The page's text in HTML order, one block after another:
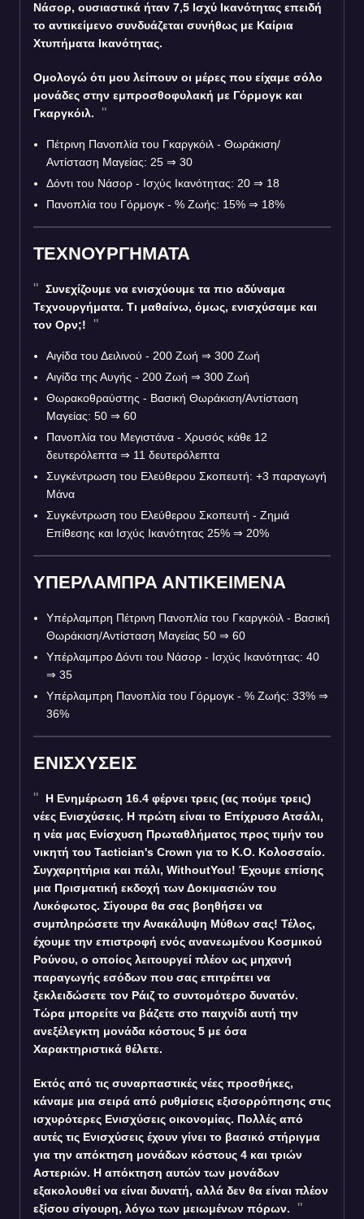
Νάσορ, ουσιαστικά ήταν 7,5 Ισχύ Ικανότητας επειδή
το αντικείμενο συνδυάζεται συνήθως με Καίρια
Χτυπήματα Ικανότητας.
Ομολογώ ότι μου λείπουν οι μέρες που είχαμε σόλο
μονάδες στην εμπροσθοφυλακή με Γόρμογκ και
Γκαργκόιλ.
Πέτρινη Πανοπλία του Γκαργκόιλ - Θωράκιση/
Αντίσταση Μαγείας: 25 ⇒ 30
Δόντι του Νάσορ - Ισχύς Ικανότητας: 20 ⇒ 18
Πανοπλία του Γόρμογκ - % Ζωής: 15% ⇒ 18%
ΤΕΧΝΟΥΡΓΗΜΑΤΑ
Συνεχίζουμε να ενισχύουμε τα πιο αδύναμα
Τεχνουργήματα. Τι μαθαίνω, όμως, ενισχύσαμε και
τον Ορν;!
Αιγίδα του Δειλινού - 200 Ζωή ⇒ 300 Ζωή
Αιγίδα της Αυγής - 200 Ζωή ⇒ 300 Ζωή
Θωρακοθραύστης - Βασική Θωράκιση/Αντίσταση
Μαγείας: 50 ⇒ 60
Πανοπλία του Μεγιστάνα - Χρυσός κάθε 12
δευτερόλεπτα ⇒ 11 δευτερόλεπτα
Συγκέντρωση του Ελεύθερου Σκοπευτή: +3 παραγωγή
Μάνα
Συγκέντρωση του Ελεύθερου Σκοπευτή - Ζημιά
Επίθεσης και Ισχύς Ικανότητας 25% ⇒ 20%
ΥΠΕΡΛΑΜΠΡΑ ΑΝΤΙΚΕΙΜΕΝΑ
Υπέρλαμπρη Πέτρινη Πανοπλία του Γκαργκόιλ - Βασική
Θωράκιση/Αντίσταση Μαγείας 50 ⇒ 60
Υπέρλαμπρο Δόντι του Νάσορ - Ισχύς Ικανότητας: 40
⇒ 35
Υπέρλαμπρη Πανοπλία του Γόρμογκ - % Ζωής: 33% ⇒
36%
ΕΝΙΣΧΥΣΕΙΣ
Η Ενημέρωση 16.4 φέρνει τρεις (ας πούμε τρεις)
νέες Ενισχύσεις. Η πρώτη είναι το Επίχρυσο Ατσάλι,
η νέα μας Ενίσχυση Πρωταθλήματος προς τιμήν του
νικητή του Tactician's Crown για το Κ.Ο. Κολοσσαίο.
Συγχαρητήρια και πάλι, WithoutYou! Έχουμε επίσης
μια Πρισματική εκδοχή των Δοκιμασιών του
Λυκόφωτος. Σίγουρα θα σας βοηθήσει να
συμπληρώσετε την Ανακάλυψη Μύθων σας! Τέλος,
έχουμε την επιστροφή ενός ανανεωμένου Κοσμικού
Ρούνου, ο οποίος λειτουργεί πλέον ως μηχανή
παραγωγής εσόδων που σας επιτρέπει να
ξεκλειδώσετε τον Ράιζ το συντομότερο δυνατόν.
Τώρα μπορείτε να βάζετε στο παιχνίδι αυτή την
ανεξέλεγκτη μονάδα κόστους 5 με όσα
Χαρακτηριστικά θέλετε.
Εκτός από τις συναρπαστικές νέες προσθήκες,
κάναμε μια σειρά από ρυθμίσεις εξισορρόπησης στις
ισχυρότερες Ενισχύσεις οικονομίας. Πολλές από
αυτές τις Ενισχύσεις έχουν γίνει το βασικό στήριγμα
για την απόκτηση μονάδων κόστους 4 και τριών
Αστεριών. Η απόκτηση αυτών των μονάδων
εξακολουθεί να είναι δυνατή, αλλά δεν θα είναι πλέον
εξίσου σίγουρη, λόγω των μειωμένων πόρων.